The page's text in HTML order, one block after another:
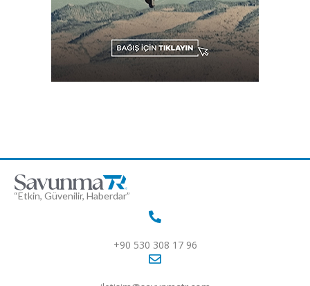
“Etkin, Güvenilir, Haberdar”
+90 530 308 17 96